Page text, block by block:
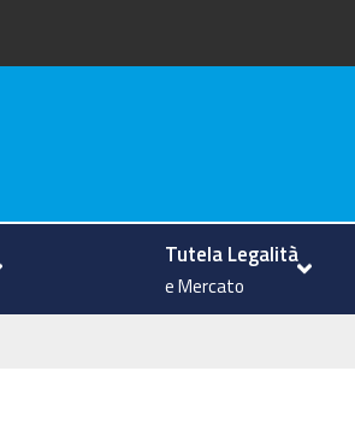
Tutela Legalità
e Mercato